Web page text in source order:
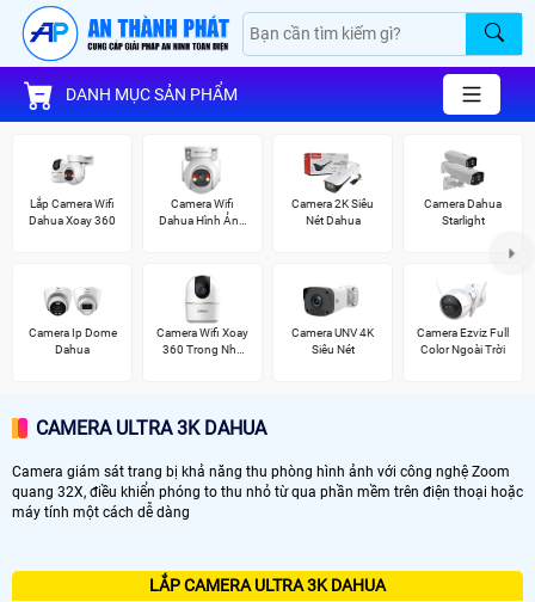
DANH MỤC SẢN PHẨM
Lắp Camera Wifi
Dahua Xoay 360
Camera Wifi
Dahua Hình Ảnh
Camera 2K Siêu
Nét Dahua
Camera Dahua
Starlight
Camera Ip Dome
Dahua
Camera Wifi Xoay
360 Trong Nhà
Camera UNV 4K
Siêu Nét
Camera Ezviz Full
Color Ngoài Trời
CAMERA ULTRA 3K DAHUA
Camera giám sát trang bị khả năng thu phòng hình ảnh với công nghệ Zoom
quang 32X, điều khiển phóng to thu nhỏ từ qua phần mềm trên điện thoại hoặc
máy tính một cách dễ dàng
LẮP CAMERA ULTRA 3K DAHUA